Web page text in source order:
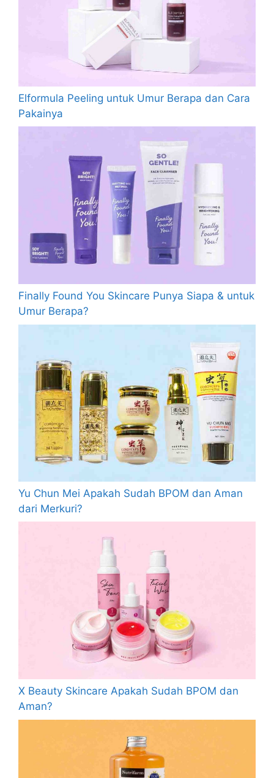
Elformula Peeling untuk Umur Berapa dan Cara
Pakainya
Finally Found You Skincare Punya Siapa & untuk
Umur Berapa?
Yu Chun Mei Apakah Sudah BPOM dan Aman
dari Merkuri?
X Beauty Skincare Apakah Sudah BPOM dan
Aman?